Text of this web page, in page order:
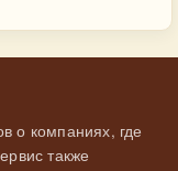
о компаниях, где
также